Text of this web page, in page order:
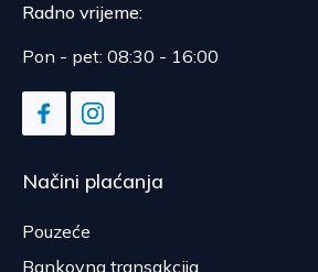
Radno vrijeme:
Pon - pet: 08:30 - 16:00
Načini plaćanja
Pouzeće
Bankovna transakcija